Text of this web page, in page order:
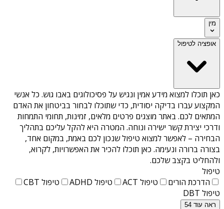
מין
אופציה לטיפול
כאן תוכלו למצוא מידע אמין ונגיש על פסיכולוגים באבו גוש. כל אנשי
המקצוע עברו בדיקה יסודית, כדי שתוכלו לבחור בביטחון את האדם
המתאים לכם. באתר מוצגים פרטים מלאים, זמינות, תחומי התמחות
ודרכי יצירת קשר ישירה ונוחה. המטרה היא להקל עליכם בתהליך
הבחירה – לאפשר למצוא טיפול שנכון לכם באמת, במקום אחד,
בצורה ברורה ונעימה. כאן תוכלו להכיר את האפשרויות, לקרוא,
ולהחליט בקצב שלכם.
טיפול
הדרכת הורים
טיפול ACT טיפול ADHD
טיפול CBT
טיפול DBT
ראה עוד 54